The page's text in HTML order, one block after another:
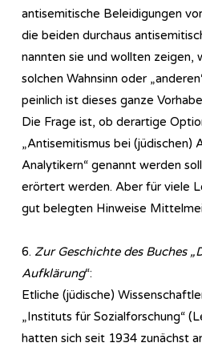
antisemitische Beleidigungen
die beiden durchaus
nannten sie und wollten zeigen,
solchen Wahnsinn oder
peinlich ist dieses ganze
Die Frage ist, ob derartige
„Antisemitismus bei (jüdischen)
Analytikern“ genannt werden
erörtert werden. Aber für viele
gut belegten Hinweise
6. Zur Geschichte des Buches
Aufklärung“:
Etliche (jüdische)
„Instituts für Sozialforschung“
hatten sich seit 1934 zunächst